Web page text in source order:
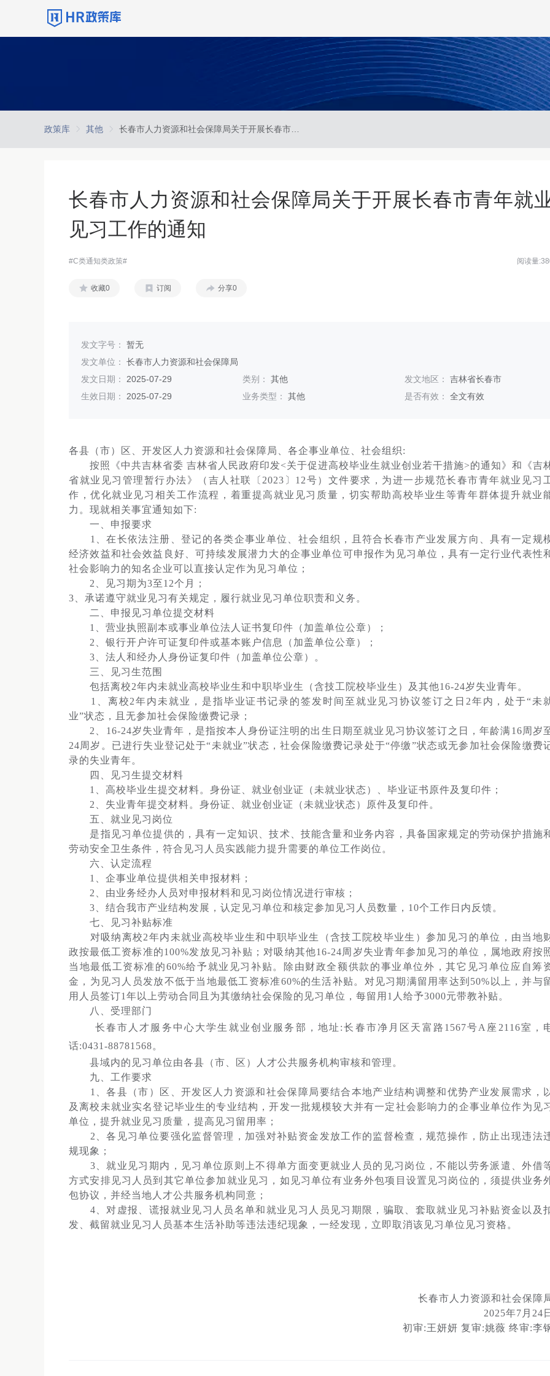
政策库 其他
长春市人力资源和社会保障局关于开展长春市青年就
见习工作的通知
#C类通知类政策# 阅读量
收藏0 订阅 分享0
发文字号： 暂无
发文单位： 长春市人力资源和社会保障局
发文日期： 2025-07-29 类别：其他 发文地区： 吉林省长春市
生效日期： 2025-07-29 业务类型：其他 是否有效： 全文有效
各县（市）区、开发区人力资源和社会保障局、各企事业单位、社会组织:
按照《中共吉林省委 吉林省人民政府印发<关于促进高校毕业生就业创业若干措施>的通知》和《吉
省就业见习管理暂行办法》（吉人社联〔2023〕12号）文件要求，为进一步规范长春市青年就业见习
作，优化就业见习相关工作流程，着重提高就业见习质量，切实帮助高校毕业生等青年群体提升就业
力。现就相关事宜通知如下:
一、申报要求
1、在长依法注册、登记的各类企事业单位、社会组织，且符合长春市产业发展方向、具有一定规
经济效益和社会效益良好、可持续发展潜力大的企事业单位可申报作为见习单位，具有一定行业代表性
社会影响力的知名企业可以直接认定作为见习单位；
2、见习期为3至12个月；
3、承诺遵守就业见习有关规定，履行就业见习单位职责和义务。
二、申报见习单位提交材料
1、营业执照副本或事业单位法人证书复印件（加盖单位公章）；
2、银行开户许可证复印件或基本账户信息（加盖单位公章）；
3、法人和经办人身份证复印件（加盖单位公章）。
三、见习生范围
包括离校2年内未就业高校毕业生和中职毕业生（含技工院校毕业生）及其他16-24岁失业青年。
1、离校2年内未就业，是指毕业证书记录的签发时间至就业见习协议签订之日2年内，处于“未
业”状态，且无参加社会保险缴费记录；
2、16-24岁失业青年，是指按本人身份证注明的出生日期至就业见习协议签订之日，年龄满16周岁
24周岁。已进行失业登记处于“未就业”状态，社会保险缴费记录处于“停缴”状态或无参加社会保险缴费
录的失业青年。
四、见习生提交材料
1、高校毕业生提交材料。身份证、就业创业证（未就业状态）、毕业证书原件及复印件；
2、失业青年提交材料。身份证、就业创业证（未就业状态）原件及复印件。
五、就业见习岗位
是指见习单位提供的，具有一定知识、技术、技能含量和业务内容，具备国家规定的劳动保护措施
劳动安全卫生条件，符合见习人员实践能力提升需要的单位工作岗位。
六、认定流程
1、企事业单位提供相关申报材料；
2、由业务经办人员对申报材料和见习岗位情况进行审核；
3、结合我市产业结构发展，认定见习单位和核定参加见习人员数量，10个工作日内反馈。
七、见习补贴标准
对吸纳离校2年内未就业高校毕业生和中职毕业生（含技工院校毕业生）参加见习的单位，由当地
政按最低工资标准的100%发放见习补贴；对吸纳其他16-24周岁失业青年参加见习的单位，属地政府按
当地最低工资标准的60%给予就业见习补贴。除由财政全额供款的事业单位外，其它见习单位应自筹
金，为见习人员发放不低于当地最低工资标准60%的生活补贴。对见习期满留用率达到50%以上，并与
用人员签订1年以上劳动合同且为其缴纳社会保险的见习单位，每留用1人给予3000元带教补贴。
八、受理部门
长春市人才服务中心大学生就业创业服务部，地址:长春市净月区天富路1567号A座2116室，
话:0431-88781568。
县域内的见习单位由各县（市、区）人才公共服务机构审核和管理。
九、工作要求
1、各县（市）区、开发区人力资源和社会保障局要结合本地产业结构调整和优势产业发展需求，
及离校未就业实名登记毕业生的专业结构，开发一批规模较大并有一定社会影响力的企事业单位作为见
单位，提升就业见习质量，提高见习留用率；
2、各见习单位要强化监督管理，加强对补贴资金发放工作的监督检查，规范操作，防止出现违法
规现象；
3、就业见习期内，见习单位原则上不得单方面变更就业人员的见习岗位，不能以劳务派遣、外借
方式安排见习人员到其它单位参加就业见习，如见习单位有业务外包项目设置见习岗位的，须提供业务
包协议，并经当地人才公共服务机构同意；
4、对虚报、谎报就业见习人员名单和就业见习人员见习期限，骗取、套取就业见习补贴资金以及
发、截留就业见习人员基本生活补助等违法违纪现象，一经发现，立即取消该见习单位见习资格。
长春市人力资源和社会保障
2025年7月24日
初审:王妍妍 复审:姚薇 终审:李